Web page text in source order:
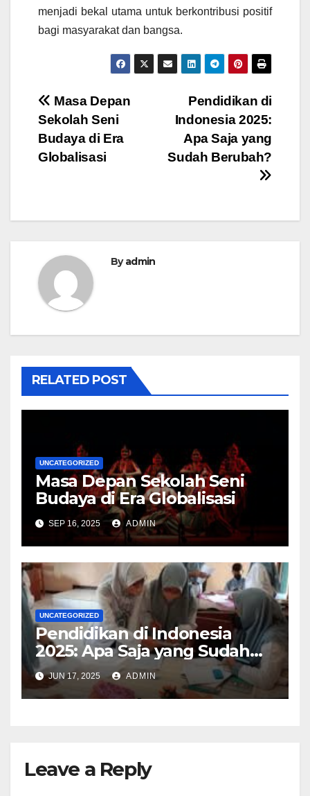
menjadi bekal utama untuk berkontribusi positif
bagi masyarakat dan bangsa.
Post
navigation
Pendidikan di
Indonesia 2025:
Apa Saja yang
Sudah Berubah?
Masa Depan
Sekolah Seni
Budaya di Era
Globalisasi
Byadmin
RELATED POST
UNCATEGORIZED
Masa Depan Sekolah Seni
Budaya di Era Globalisasi
SEP 16, 2025 ADMIN
UNCATEGORIZED
Pendidikan di Indonesia
2025: Apa Saja yang Sudah
Berubah?
JUN 17, 2025 ADMIN
Leave a Reply